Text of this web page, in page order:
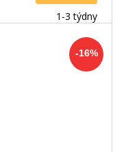
1-3 týdny
-16%